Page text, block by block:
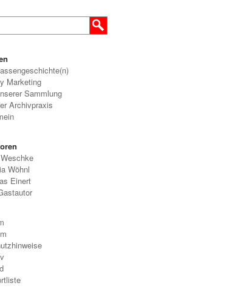
Marketing
Sammlung
Archivpraxis
Wöhnl
Einert